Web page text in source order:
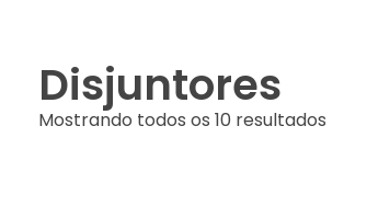
Disjuntores
Mostrando todos os 10 resultados